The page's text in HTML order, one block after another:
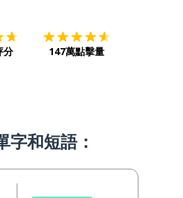
分 147萬點擊量
字和短語：